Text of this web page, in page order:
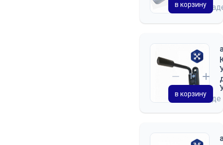
на
в корзину
на складе
в корзину